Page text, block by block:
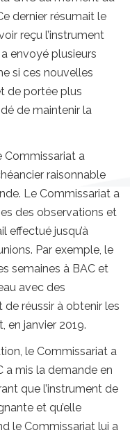
dernier résumait le
reçu l’instrument
envoyé plusieurs
si ces nouvelles
de portée plus
de maintenir la
a
raisonnable
Le Commissariat a
des observations et
effectué jusqu’à
Par exemple, le
semaines à BAC et
avec des
de réussir à obtenir les
en janvier 2019.
le Commissariat a
a mis la demande en
que l’instrument de
et qu’elle
le Commissariat lui a